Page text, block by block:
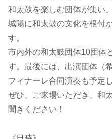
和太鼓を楽しむ団体が集い
城陽に和太鼓の文化を根付
す。
市内外の和太鼓団体10団体
す。最後には、出演団体（
フィナーレ合同演奏も予定
ぜひ、ご来場いただき、和
聞きください！